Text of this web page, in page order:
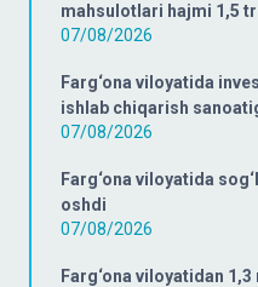
mahsulotlari hajmi 1,5
07/08/2026
Farg‘ona viloyatida
ishlab chiqarish
07/08/2026
Farg‘ona viloyatida
oshdi
07/08/2026
Farg‘ona viloyatidan